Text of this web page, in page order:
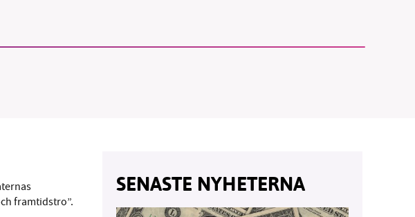
framtidstro”.
SENASTE NYHETERNA
framåt genom
utveckla vårt arbete –
oss.